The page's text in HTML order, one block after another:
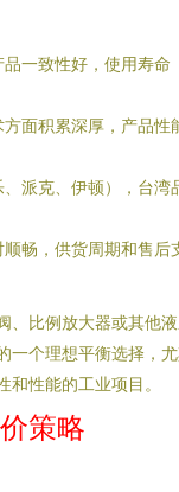
一致性好，使用寿命
方面积累深厚，产品性
、派克、伊顿），台湾
顺畅，供货周期和售后
、比例放大器或其他
一个理想平衡选择，
性能的工业项目。
策略